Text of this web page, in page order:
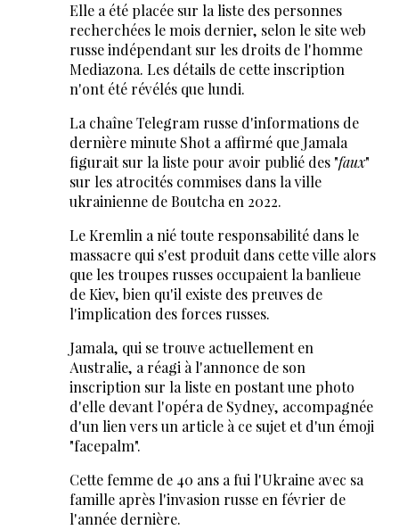
Elle a été placée sur la liste des personnes
recherchées le mois dernier, selon le site web
russe indépendant sur les droits de l'homme
Mediazona. Les détails de cette inscription
n'ont été révélés que lundi.
La chaîne Telegram russe d'informations de
dernière minute Shot a affirmé que Jamala
figurait sur la liste pour avoir publié des "faux"
sur les atrocités commises dans la ville
ukrainienne de Boutcha en 2022.
Le Kremlin a nié toute responsabilité dans le
massacre qui s'est produit dans cette ville alors
que les troupes russes occupaient la banlieue
de Kiev, bien qu'il existe des preuves de
l'implication des forces russes.
Jamala, qui se trouve actuellement en
Australie, a réagi à l'annonce de son
inscription sur la liste en postant une photo
d'elle devant l'opéra de Sydney, accompagnée
d'un lien vers un article à ce sujet et d'un émoji
"facepalm".
Cette femme de 40 ans a fui l'Ukraine avec sa
famille après l'invasion russe en février de
l'année dernière.